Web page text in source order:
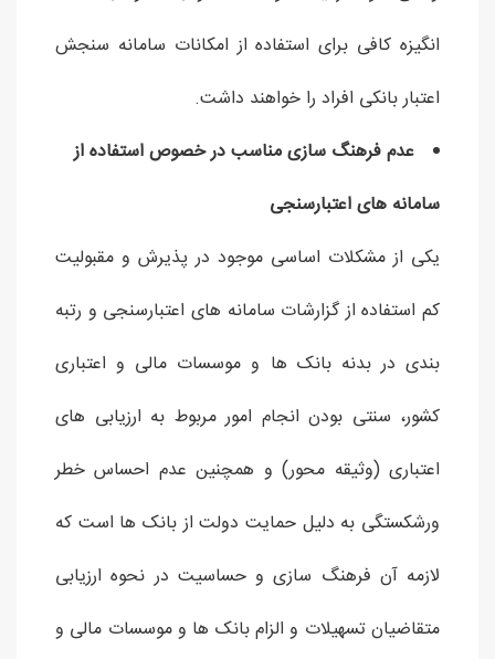
انگیزه کافی برای استفاده از امکانات سامانه سنجش
اعتبار بانکی افراد را خواهند داشت.
عدم فرهنگ سازی مناسب در خصوص استفاده از
سامانه های اعتبارسنجی
یکی از مشکلات اساسی موجود در پذیرش و مقبولیت
کم استفاده از گزارشات سامانه های اعتبارسنجی و رتبه
بندی در بدنه بانک ها و موسسات مالی و اعتباری
کشور، سنتی بودن انجام امور مربوط به ارزیابی های
اعتباری (وثیقه محور) و همچنین عدم احساس خطر
ورشکستگی به دلیل حمایت دولت از بانک ها است که
لازمه آن فرهنگ سازی و حساسیت در نحوه ارزیابی
متقاضیان تسهیلات و الزام بانک ها و موسسات مالی و